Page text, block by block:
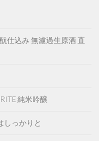
仕込み 無濾過生原酒 直
純米吟醸
しっかりと